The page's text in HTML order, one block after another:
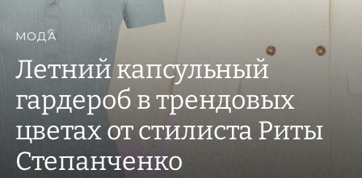
МОДА
Летний капсульный
гардероб в трендовых
цветах от стилиста Риты
Степанченко